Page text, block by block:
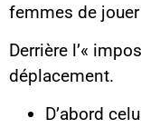
femmes de
Derrière l’«
déplacement.
D’abord